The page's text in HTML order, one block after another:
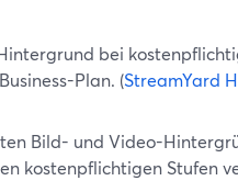
bei
Plan. (StreamYard
Bild- und Video-
kostenpflichtigen Stufen